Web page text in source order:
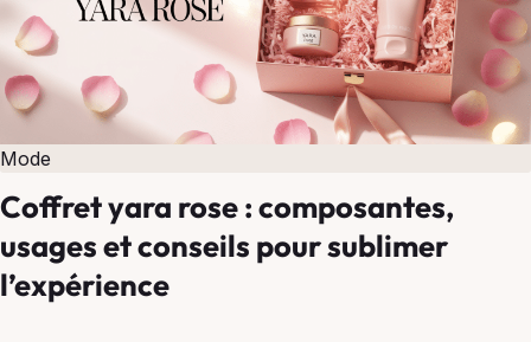
Mode
Coffret yara rose : composantes,
usages et conseils pour sublimer
l’expérience